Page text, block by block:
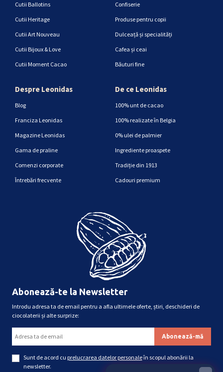
Cutii Ballotins
Cutii Heritage
Cutii Art Nouveau
Cutii Bijoux & Love
Cutii Moment Cacao
Confiserie
Produse pentru copii
Dulceață și specialități
Cafea și ceai
Băuturi fine
Despre Leonidas
Blog
Franciza Leonidas
Magazine Leonidas
Gama de praline
Comenzi corporate
Întrebări frecvente
De ce Leonidas
100% unt de cacao
100% realizate în Belgia
0% ulei de palmier
Ingrediente proaspete
Tradiție din 1913
Cadouri premium
Abonează-te la Newsletter
Introdu adresa ta de email pentru a afla ultimele oferte, știri, deschideri de
ciocolaterii și alte surprize:
Sunt de acord cu prelucrarea datelor personaleîn scopul abonării la
newsletter.